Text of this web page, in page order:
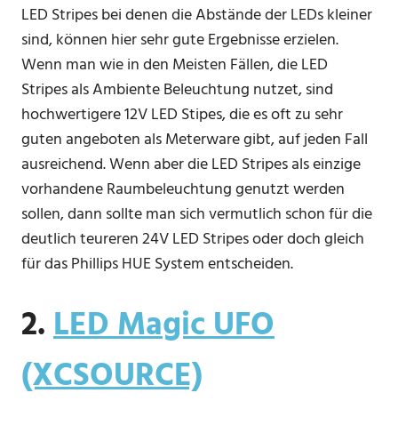
LED Stripes bei denen die Abstände der LEDs kleiner
sind, können hier sehr gute Ergebnisse erzielen.
Wenn man wie in den Meisten Fällen, die LED
Stripes als Ambiente Beleuchtung nutzet, sind
hochwertigere 12V LED Stipes, die es oft zu sehr
guten angeboten als Meterware gibt, auf jeden Fall
ausreichend. Wenn aber die LED Stripes als einzige
vorhandene Raumbeleuchtung genutzt werden
sollen, dann sollte man sich vermutlich schon für die
deutlich teureren 24V LED Stripes oder doch gleich
für das Phillips HUE System entscheiden.
2.LED Magic UFO
(XCSOURCE)